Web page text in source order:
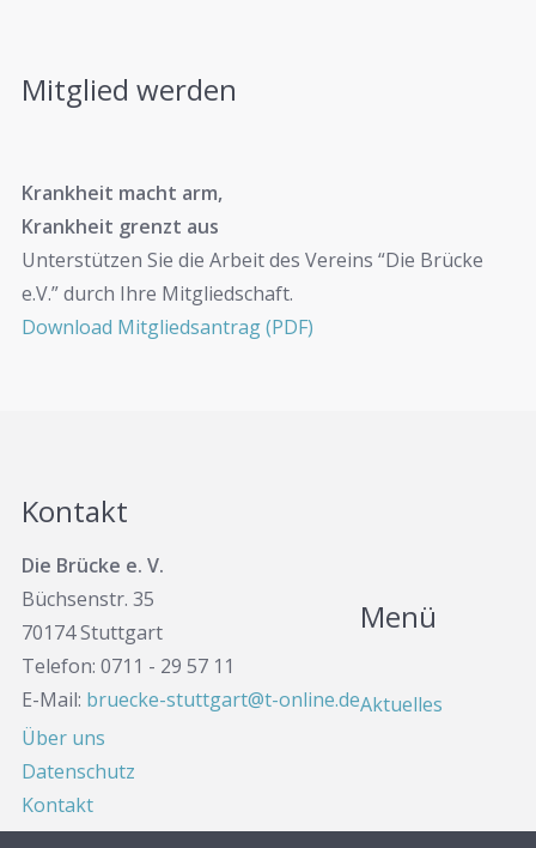
Mitglied werden
Krankheit macht arm,
Krankheit grenzt aus
Unterstützen Sie die Arbeit des Vereins “Die Brücke
e.V.” durch Ihre Mitgliedschaft.
Download Mitgliedsantrag (PDF)
Kontakt
Die Brücke e. V.
Büchsenstr. 35
70174 Stuttgart
Telefon: 0711 - 29 57 11
E-Mail: bruecke-stuttgart@t-online.de
Menü
Aktuelles
Über uns
Datenschutz
Kontakt